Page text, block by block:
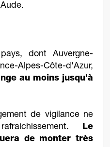
dont Auvergne-
Alpes-Côte-d'Azur,
au moins jusqu'à
de vigilance ne
Le
de monter très